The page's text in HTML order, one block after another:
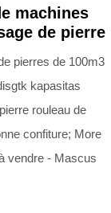
machines
de pierre
pierres de 100m3
kapasitas
rouleau de
confiture; More
vendre - Mascus